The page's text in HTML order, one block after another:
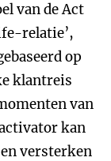
van de Act
relatie’,
op
klantreis
van
kan
versterken